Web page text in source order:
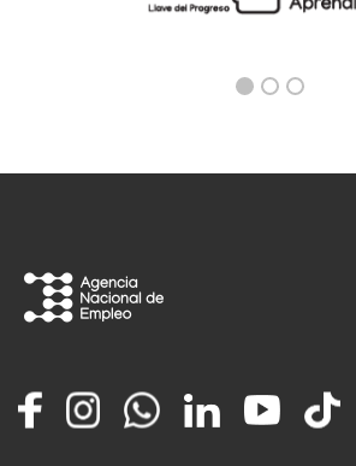
FacebookInstagramWhatsappLinkedInYouTube
TikTok